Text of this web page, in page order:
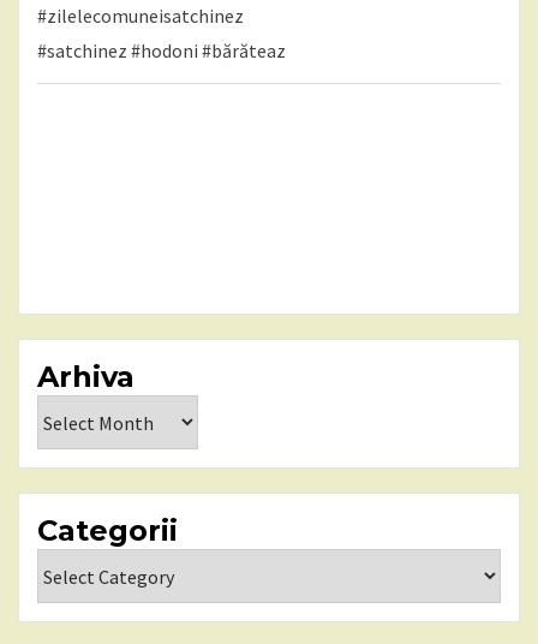
#zilelecomuneisatchinez
#satchinez #hodoni #bărăteaz
Arhiva
Categorii